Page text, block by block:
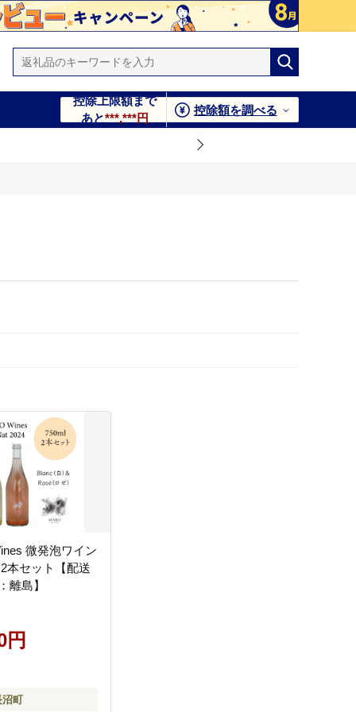
控除上限額まで
あと***,***円
控除額を調べる
微発泡ワイン
本セット【配送
離島】
円
沼町